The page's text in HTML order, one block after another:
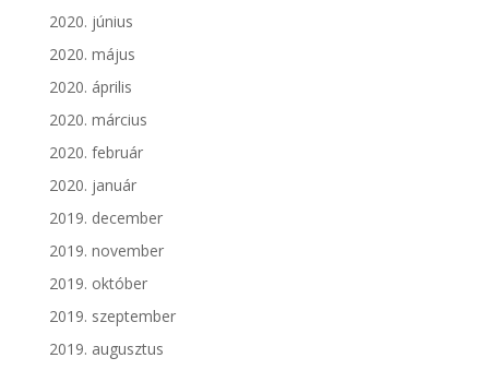
2020. június
2020. május
2020. április
2020. március
2020. február
2020. január
2019. december
2019. november
2019. október
2019. szeptember
2019. augusztus